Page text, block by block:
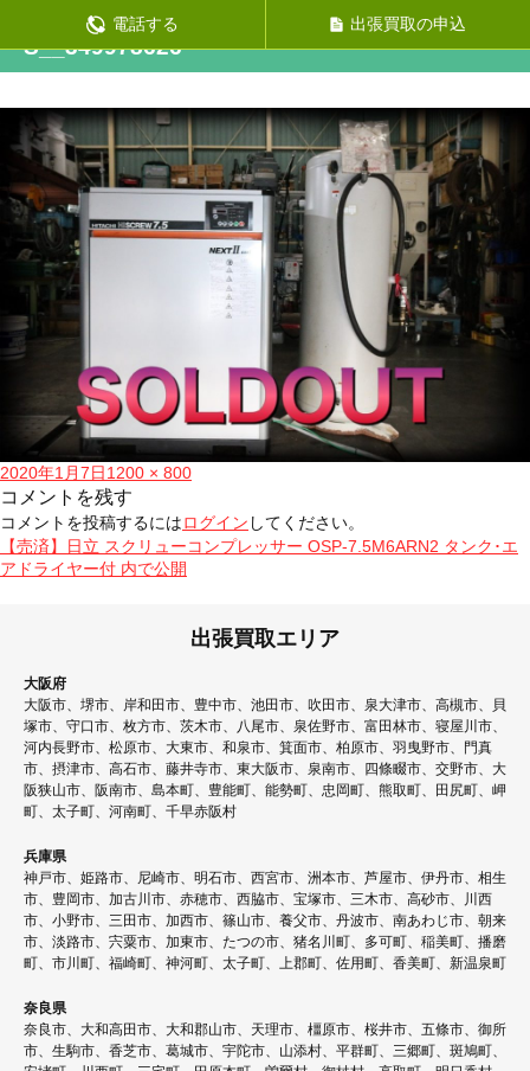
電話する 出張買取の申込
S__349978626
投
稿
日:
2020年1月7日フ
ル
サ
イ
ズ
1200 × 800
コメントを残す
コメントを投稿するにはログイン してください。
投
稿
ゲ
シ
ョ
ン
【売済】日立 スクリューコンプレッサー OSP-7.5M6ARN2 タンク･エ
アドライヤー付 内で公開
出張買取エリア
大阪府
大阪市、堺市、岸和田市、豊中市、池田市、吹田市、泉大津市、高槻市、貝
塚市、守口市、枚方市、茨木市、八尾市、泉佐野市、富田林市、寝屋川市、
河内長野市、松原市、大東市、和泉市、箕面市、柏原市、羽曳野市、門真
市、摂津市、高石市、藤井寺市、東大阪市、泉南市、四條畷市、交野市、大
阪狭山市、阪南市、島本町、豊能町、能勢町、忠岡町、熊取町、田尻町、岬
町、太子町、河南町、千早赤阪村
兵庫県
神戸市、姫路市、尼崎市、明石市、西宮市、洲本市、芦屋市、伊丹市、相生
市、豊岡市、加古川市、赤穂市、西脇市、宝塚市、三木市、高砂市、川西
市、小野市、三田市、加西市、篠山市、養父市、丹波市、南あわじ市、朝来
市、淡路市、宍粟市、加東市、たつの市、猪名川町、多可町、稲美町、播磨
町、市川町、福崎町、神河町、太子町、上郡町、佐用町、香美町、新温泉町
奈良県
奈良市、大和高田市、大和郡山市、天理市、橿原市、桜井市、五條市、御所
市、生駒市、香芝市、葛城市、宇陀市、山添村、平群町、三郷町、斑鳩町、